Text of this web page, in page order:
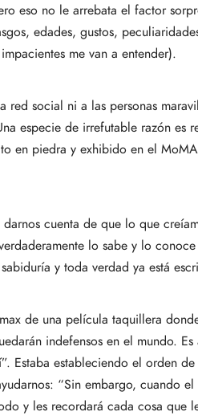
eso no le arrebata el factor
edades, gustos,
me van a entender).
social ni a las personas
especie de irrefutable razón es
en piedra y exhibido en el
cuenta de que lo que
lo sabe y lo
y toda verdad ya está
de una película taquillera
indefensos en el mundo.
Estaba estableciendo el orden
“Sin embargo, cuando
y les recordará cada cosa que